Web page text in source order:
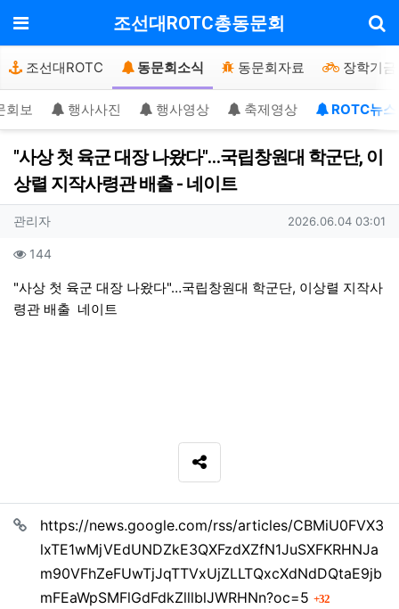
메뉴 조선대ROTC총동문회
조선대ROTC 동문회소식 동문회자료 장학기금
회보 행사사진 행사영상 축제영상 ROTC뉴스
"사상 첫 육군 대장 나왔다"…국립창원대 학군단, 이
상렬 지작사령관 배출 - 네이트
작성자 정보
관리자작성 작성일
2026.06.04 03:01
컨텐츠 정보
144
본문
"사상 첫 육군 대장 나왔다"…국립창원대 학군단, 이상렬 지작사
령관 배출 네이트
SNS 공유
관련자료
https://news.google.com/rss/articles/CBMiU0FVX3
lxTE1wMjVEdUNDZkE3QXFzdXZfN1JuSXFKRHNJa
m90VFhZeFUwTjJqTTVxUjZLLTQxcXdNdDQtaE9jb
mFEaWpSMFlGdFdkZlllblJWRHNn?oc=5
32회 연결